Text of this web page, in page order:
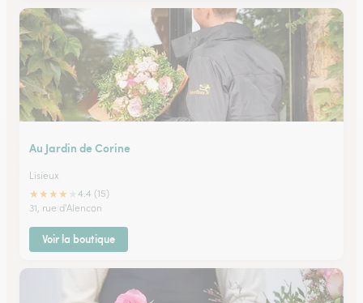
Au Jardin de Corine
Lisieux
★★★★
4.4 (15)
31, rue d'Alencon
Voir la boutique